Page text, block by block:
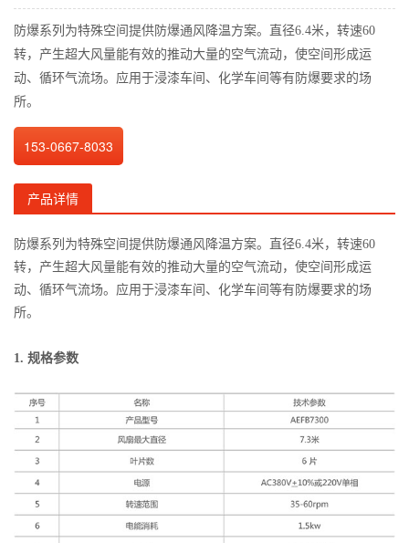
防爆系列为特殊空间提供防爆通风降温方案。直径6.4米，转速60
转，产生超大风量能有效的推动大量的空气流动，使空间形成运
动、循环气流场。应用于浸漆车间、化学车间等有防爆要求的场
所。
153-0667-8033
产品详情
防爆系列为特殊空间提供防爆通风降温方案。直径6.4米，转速60
转，产生超大风量能有效的推动大量的空气流动，使空间形成运
动、循环气流场。应用于浸漆车间、化学车间等有防爆要求的场
所。
1. 规格参数